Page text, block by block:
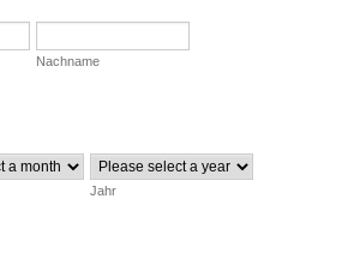
Nachname
Jahr